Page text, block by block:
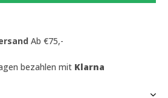
Ab €75,-
bezahlen mit Klarna